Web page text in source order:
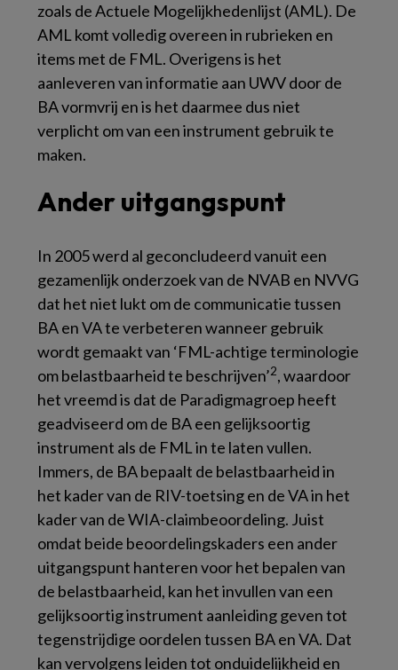
zoals de Actuele Mogelijkhedenlijst (AML). De
AML komt volledig overeen in rubrieken en
items met de FML. Overigens is het
aanleveren van informatie aan UWV door de
BA vormvrij en is het daarmee dus niet
verplicht om van een instrument gebruik te
maken.
Ander uitgangspunt
In 2005 werd al geconcludeerd vanuit een
gezamenlijk onderzoek van de NVAB en NVVG
dat het niet lukt om de communicatie tussen
BA en VA te verbeteren wanneer gebruik
wordt gemaakt van ‘FML-achtige terminologie
om belastbaarheid te beschrijven’2, waardoor
het vreemd is dat de Paradigmagroep heeft
geadviseerd om de BA een gelijksoortig
instrument als de FML in te laten vullen.
Immers, de BA bepaalt de belastbaarheid in
het kader van de RIV-toetsing en de VA in het
kader van de WIA-claimbeoordeling. Juist
omdat beide beoordelingskaders een ander
uitgangspunt hanteren voor het bepalen van
de belastbaarheid, kan het invullen van een
gelijksoortig instrument aanleiding geven tot
tegenstrijdige oordelen tussen BA en VA. Dat
kan vervolgens leiden tot onduidelijkheid en